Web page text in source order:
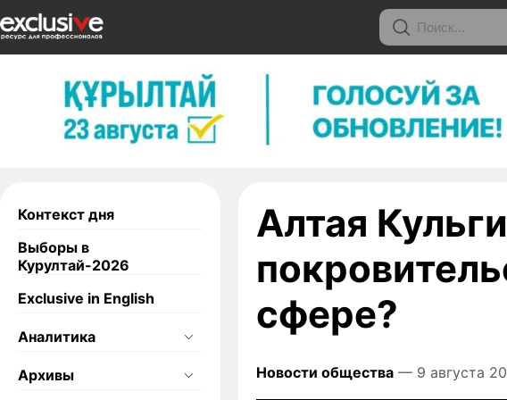
Контекст дня
Выборы в
Курултай-2026
Exclusive in English
Аналитика
Архивы
Алтая
сфере?
Новости общества — 9 августа